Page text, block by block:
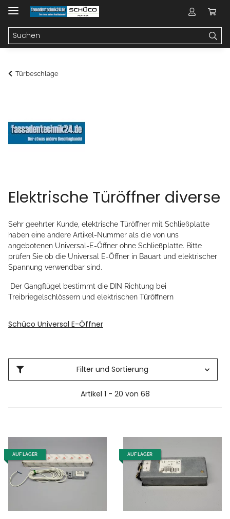
Türbeschläge
Elektrische Türöffner diverse
Sehr geehrter Kunde, elektrische Türöffner mit Schließplatte
haben eine andere Artikel-Nummer als die von uns
angebotenen Universal-E-Öffner ohne Schließplatte. Bitte
prüfen Sie ob die Universal E-Öffner in Bauart und elektrischer
Spannung verwendbar sind.
Der Gangflügel bestimmt die DIN Richtung bei
Treibriegelschlössern und elektrischen Türöffnern
Schüco Universal E-Öffner
Filter und Sortierung
Artikel 1 - 20 von 68
AUF LAGER AUF LAGER